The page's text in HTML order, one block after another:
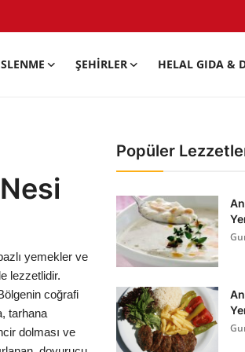
ŞEHIRLER HELAL GIDA &
yemekler ve
lezzetlidir.
coğrafi
tarhana
dolması ve
Popüler